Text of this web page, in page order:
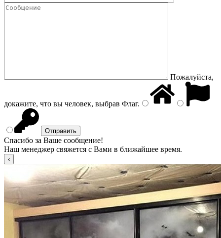
Пожалуйста,
докажите, что вы человек, выбрав Флаг.
Спасибо за Ваше сообщение!
Наш менеджер свяжется с Вами в ближайшее время.